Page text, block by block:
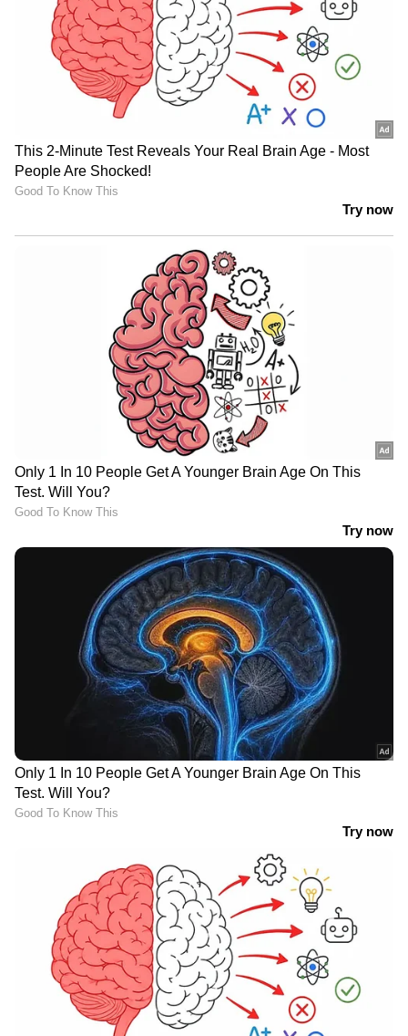
അടുത്തകാലത്തായി മാരുതി അതിന്റെ വാഹന
ശ്രേണിയില്‍ ഉടനീളം സുരക്ഷാ ഫീച്ചറുകൾ
അപ്‌ഗ്രേഡ് ചെയ്‌തിട്ടുണ്ട്. അതുകൊണ്ടുതന്നെ
ഭാരത് എൻസിഎപി ക്രാഷ് ടെസ്റ്റുകളിൽ
ബ്രെസ്സയ്ക്ക് ഉയർന്ന റേറ്റിംഗ് ലഭിക്കാൻ
സാധ്യതയുണ്ട്. ഭാരത് എൻസിഎപി ക്രാഷ്
ടെസ്റ്റിനായി മാരുതി സുസുക്കി നല്‍കുന്ന ആദ്യ
ലോട്ടിന്റെ ഭാഗമായ ബലേനോയ്ക്കും ഗ്രാൻഡ്
വിറ്റാരയ്ക്കും ഇത് ബാധകമാണ്.
youtubevideo